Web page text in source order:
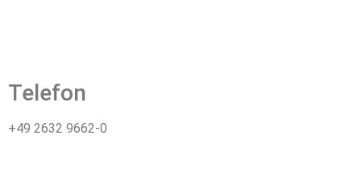
Telefon
+49 2632 9662-0